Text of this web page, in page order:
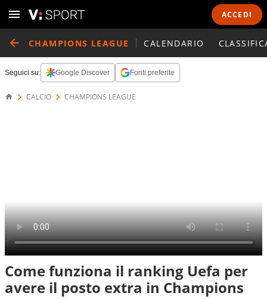
ACCEDI
CHAMPIONS LEAGUE CALENDARIO
Seguici su: Google Discover Fonti preferite
CALCIO CHAMPIONS LEAGUE
Come funziona il ranking Uefa per
avere il posto extra in Champions